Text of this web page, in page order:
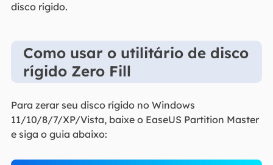
disco rígido.
Como usar o utilitário de disco
rígido Zero Fill
Para zerar seu disco rígido no Windows
11/10/8/7/XP/Vista, baixe o EaseUS Partition Master
e siga o guia abaixo: